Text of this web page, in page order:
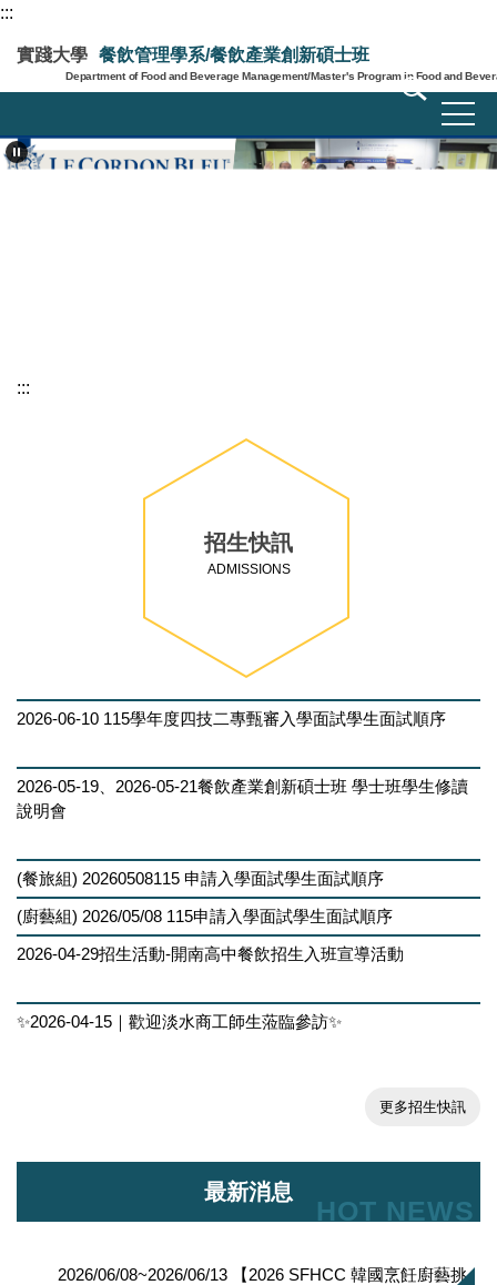
跳
到
主
要
容
:::
實踐大學 餐飲管理學系/餐飲產業創新碩士班
Department of Food and Beverage Management/Master's Program in Food and
:::
招生快訊
ADMISSIONS
2026-06-10 115學年度四技二專甄審入學面試學生面試順序
2026-05-19、2026-05-21餐飲產業創新碩士班 學士班學生修讀
說明會
(餐旅組) 20260508115 申請入學面試學生面試順序
(廚藝組) 2026/05/08 115申請入學面試學生面試順序
2026-04-29招生活動-開南高中餐飲招生入班宣導活動
✨2026-04-15｜歡迎淡水商工師生蒞臨參訪✨
更多招生快訊
最新消息
HOT NEWS
2026/06/08~2026/06/13 【2026 SFHCC 韓國烹飪廚藝挑